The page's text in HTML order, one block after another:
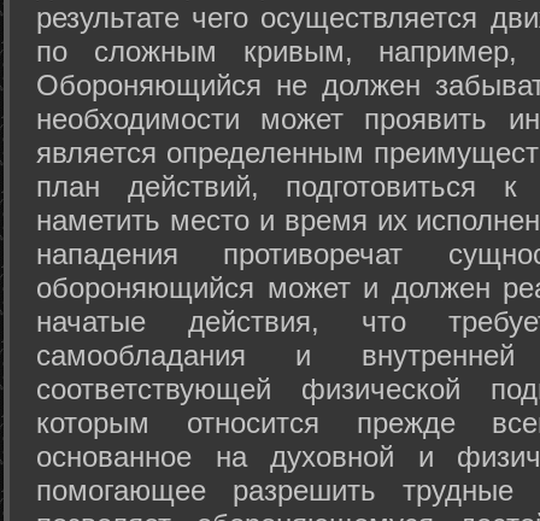
результате чего осуществляется
по сложным кривым, например,
Обороняющийся не должен
необходимости может проявить
является определенным
план действий, подготовиться
наметить место и время их
нападения противоречат
обороняющийся может и должен
начатые действия, что
самообладания и
соответствующей физической
которым относится прежде
основанное на духовной и
помогающее разрешить